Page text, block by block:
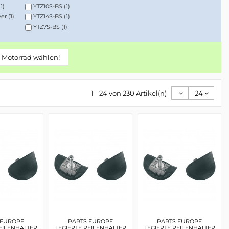
(1)
YTZ10S-BS (1)
YTZ14S-BS (1)
YTZ7S-BS (1)
wählen!
1 - 24 von 230 Artikel(n) 24
PARTS EUROPE
PARTS EUROPE